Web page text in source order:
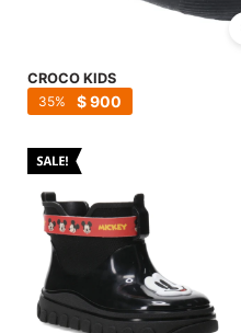
CROCO KIDS
$900
35